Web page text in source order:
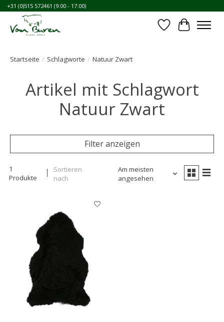
+31 (0)515 572461 (9:00 - 17:00)
Wunschzettel
Ihr
Startseite / Schlagworte / Natuur Zwart
Artikel mit Schlagwort
Natuur Zwart
Filter anzeigen
1
Produkte
Sortieren
nach
Am meisten
angesehen